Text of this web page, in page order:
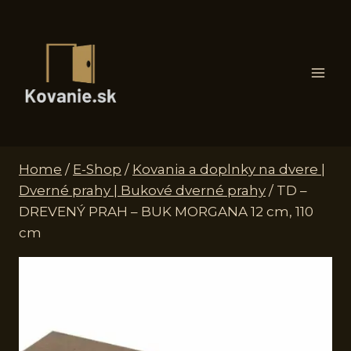
Home / E-Shop / Kovania a doplnky na dvere |
Dverné prahy | Bukové dverné prahy / TD –
DREVENÝ PRAH – BUK MORGANA 12 cm, 110
cm